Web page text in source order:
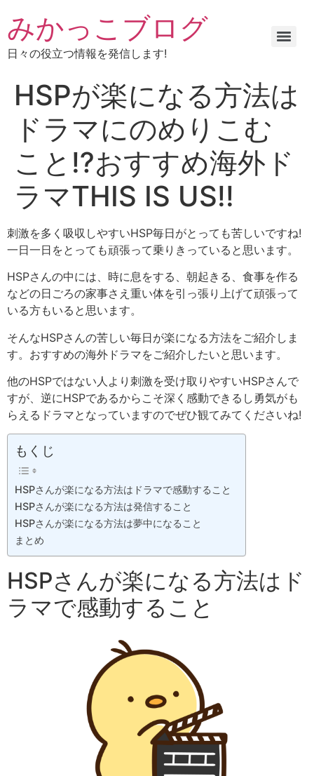
みかっこブログ
日々の役立つ情報を発信します!
HSPが楽になる方法は
ドラマにのめりこむ
こと⁉おすすめ海外ド
ラマTHIS IS US!!
刺激を多く吸収しやすいHSP毎日がとっても苦しいですね!
一日一日をとっても頑張って乗りきっていると思います。
HSPさんの中には、時に息をする、朝起きる、食事を作る
などの日ごろの家事さえ重い体を引っ張り上げて頑張って
いる方もいると思います。
そんなHSPさんの苦しい毎日が楽になる方法をご紹介しま
す。おすすめの海外ドラマをご紹介したいと思います。
他のHSPではない人より刺激を受け取りやすいHSPさんで
すが、逆にHSPであるからこそ深く感動できるし勇気がも
らえるドラマとなっていますのでぜひ観てみてくださいね!
もくじ
HSPさんが楽になる方法はドラマで感動すること
HSPさんが楽になる方法は発信すること
HSPさんが楽になる方法は夢中になること
まとめ
HSPさんが楽になる方法はド
ラマで感動すること